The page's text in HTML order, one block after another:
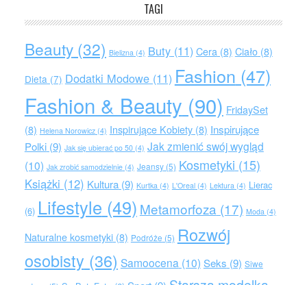
TAGI
Beauty(32) Bielizna(4) Buty(11) Cera(8) Ciało(8)
Dieta(7) Dodatki Modowe(11) Fashion (47)
Fashion & Beauty (90) FridaySet
(8) Helena Norowicz(4) Inspirujące Kobiety(8) Inspirujące
Polki(9) Jak się ubierać po 50(4) Jak zmienić swój wygląd
(10) Jak zrobić samodzielnie(4) Jeansy(5) Kosmetyki (15)
Książki (12) Kultura(9) Kurtka(4) L'Oreal(4) Lektura(4) Lierac
(6) Lifestyle (49) Metamorfoza (17) Moda(4)
Naturalne kosmetyki(8) Podróże (5) Rozwój
osobisty (36) Samoocena (10) Seks (9) Siwe